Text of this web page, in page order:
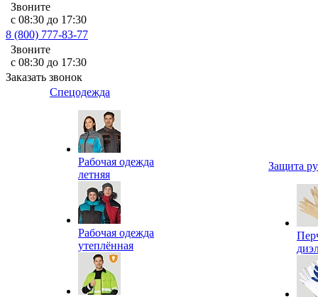
Звоните
с 08:30 до 17:30
8 (800) 777-83-77
Звоните
с 08:30 до 17:30
Заказать звонок
Спецодежда
Рабочая одежда
летняя
Рабочая одежда
утеплённая
Защита